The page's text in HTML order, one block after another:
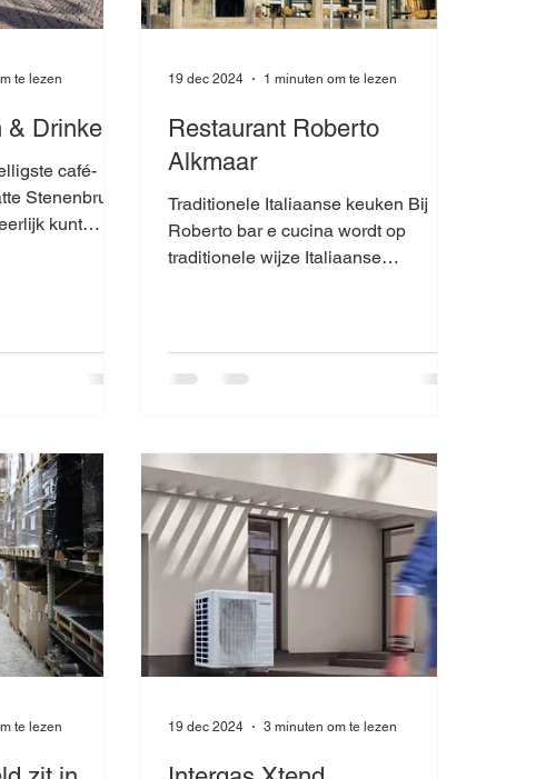
Drinken
café-
Stenenbrug
kunt
te lezen
Restaurant Roberto
Alkmaar
Traditionele Italiaanse keuken Bij
Roberto bar e cucina wordt op
traditionele wijze Italiaanse
19 dec 2024 1 minuten om te lezen
te lezen 19 dec 2024 3 minuten om te lezen